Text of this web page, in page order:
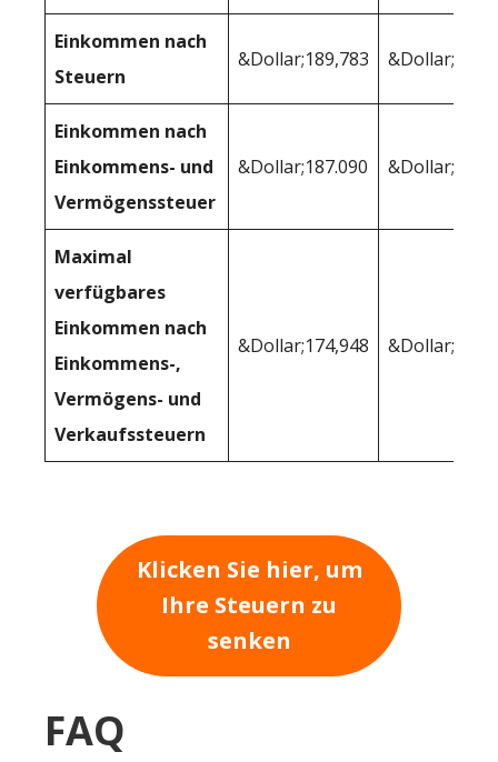
Einkommen nach
Steuern
&Dollar;189,783
Einkommen nach
Einkommens- und
Vermögenssteuer
&Dollar;187.090
Maximal
verfügbares
Einkommen nach
Einkommens-,
Vermögens- und
Verkaufssteuern
&Dollar;174,948
Klicken Sie hier, um
Ihre Steuern zu
senken
FAQ